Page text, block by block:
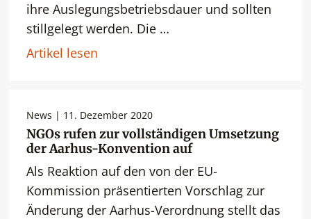
ihre Auslegungsbetriebsdauer und sollten
stillgelegt werden. Die …
Artikel lesen
News | 11. Dezember 2020
NGOs rufen zur vollständigen Umsetzung
der Aarhus-Konvention auf
Als Reaktion auf den von der EU-
Kommission präsentierten Vorschlag zur
Änderung der Aarhus-Verordnung stellt das